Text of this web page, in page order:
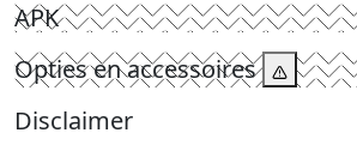
APK
Opties en accessoires
Disclaimer